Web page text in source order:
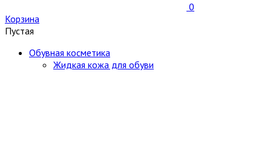
0
Корзина
Пустая
Обувная косметика
Жидкая кожа для обуви